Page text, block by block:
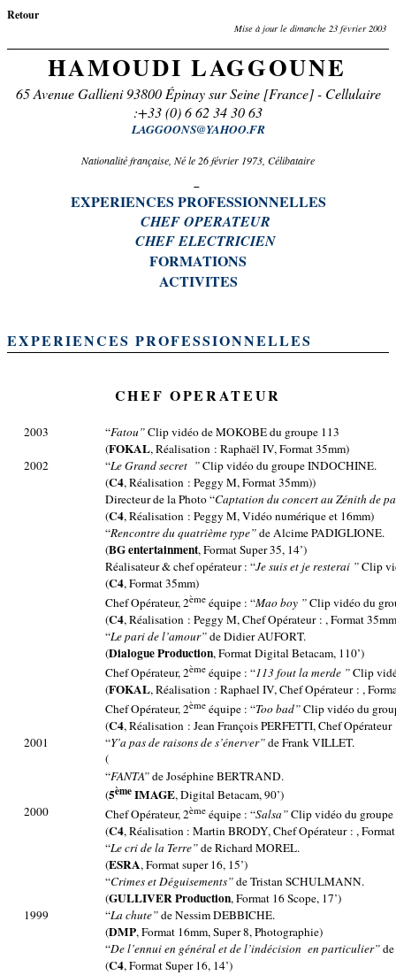
Retour
Mise à jour le dimanche 23 février 2003
HAMOUDI LAGGOUNE
65 Avenue Gallieni 93800 Épinay sur Seine [France] - Cellulaire
:+33 (0) 6 62 34 30 63
LAGGOONS@YAHOO.FR
Nationalité française, Né le 26 février 1973, Célibataire
EXPERIENCES PROFESSIONNELLES
CHEF OPERATEUR
CHEF ELECTRICIEN
FORMATIONS
ACTIVITES
EXPERIENCES PROFESSIONNELLES
CHEF OPERATEUR
2003 “Fatou”Clip vidéo de MOKOBE du groupe 113
(FOKAL, Réalisation : Raphaël IV, Format 35mm)
2002
“Le Grand secret ”Clip vidéo du groupe INDOCHINE.
(C4, Réalisation : Peggy M, Format 35mm))
Directeur de la Photo “Captation du concert au Zénith de
(C4, Réalisation : Peggy M, Vidéo numérique et 16mm)
“Rencontre du quatrième type”de Alcime PADIGLIONE.
(BGentertainment, Format Super 35, 14’)
Réalisateur & chef opérateur : “Je suis et je resterai ”Clip
(C4, Format 35mm)
Chef Opérateur, 2èmeéquipe : “Mao boy ”Clip vidéo du
(C4, Réalisation : Peggy M, Chef Opérateur : , Format
“Le pari de l’amour”de Didier AUFORT.
(Dialogue Production, Format Digital Betacam, 110’)
Chef Opérateur, 2èmeéquipe : “113 fout la merde ”Clip
(FOKAL, Réalisation : Raphael IV, Chef Opérateur : ,
Chef Opérateur, 2èmeéquipe : “Too bad”Clip vidéo du
(C4, Réalisation : Jean François PERFETTI, Chef Opérateur
2001
“Y’a pas de raisons de s’énerver”de Frank VILLET.
(
“FANTA”de Joséphine BERTRAND.
(5èmeIMAGE, Digital Betacam, 90’)
2000
Chef Opérateur, 2èmeéquipe : “Salsa”Clip vidéo du groupe
(C4, Réalisation : Martin BRODY, Chef Opérateur : ,
“Le cri de la Terre”de Richard MOREL.
(ESRA, Format super 16, 15’)
“Crimes et Déguisements”de Tristan SCHULMANN.
(GULLIVER Production, Format 16 Scope, 17’)
1999
“La chute”de Nessim DEBBICHE.
(DMP, Format 16mm, Super 8, Photographie)
“De l’ennui en général et de l’indécision en particulier”de
(C4, Format Super 16, 14’)